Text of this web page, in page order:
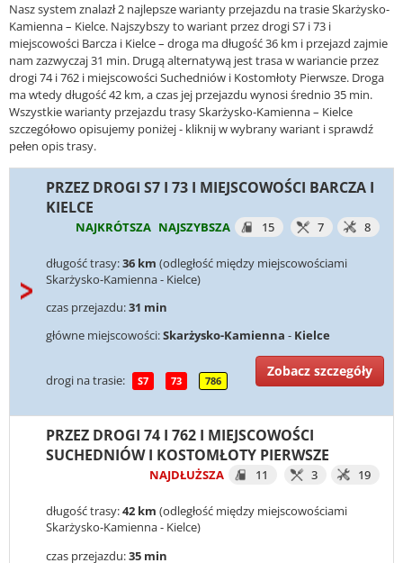
Nasz system znalazł 2 najlepsze warianty przejazdu na trasie Skarżysko-
Kamienna – Kielce. Najszybszy to wariant przez drogi S7 i 73 i
miejscowości Barcza i Kielce – droga ma długość 36 km i przejazd zajmie
nam zazwyczaj 31 min. Drugą alternatywą jest trasa w wariancie przez
drogi 74 i 762 i miejscowości Suchedniów i Kostomłoty Pierwsze. Droga
ma wtedy długość 42 km, a czas jej przejazdu wynosi średnio 35 min.
Wszystkie warianty przejazdu trasy Skarżysko-Kamienna – Kielce
szczegółowo opisujemy poniżej - kliknij w wybrany wariant i sprawdź
pełen opis trasy.
PRZEZ DROGI S7 I 73 I MIEJSCOWOŚCI BARCZA I
KIELCE
NAJKRÓTSZA NAJSZYBSZA 15 7 8
długość trasy:36 km (odległość między miejscowościami
Skarżysko-Kamienna - Kielce)
czas przejazdu:31 min
główne miejscowości:Skarżysko-Kamienna - Kielce
drogi na trasie: S7 73 786
Zobacz szczegóły
PRZEZ DROGI 74 I 762 I MIEJSCOWOŚCI
SUCHEDNIÓW I KOSTOMŁOTY PIERWSZE
NAJDŁUŻSZA 11 3 19
długość trasy:42 km (odległość między miejscowościami
Skarżysko-Kamienna - Kielce)
czas przejazdu:35 min